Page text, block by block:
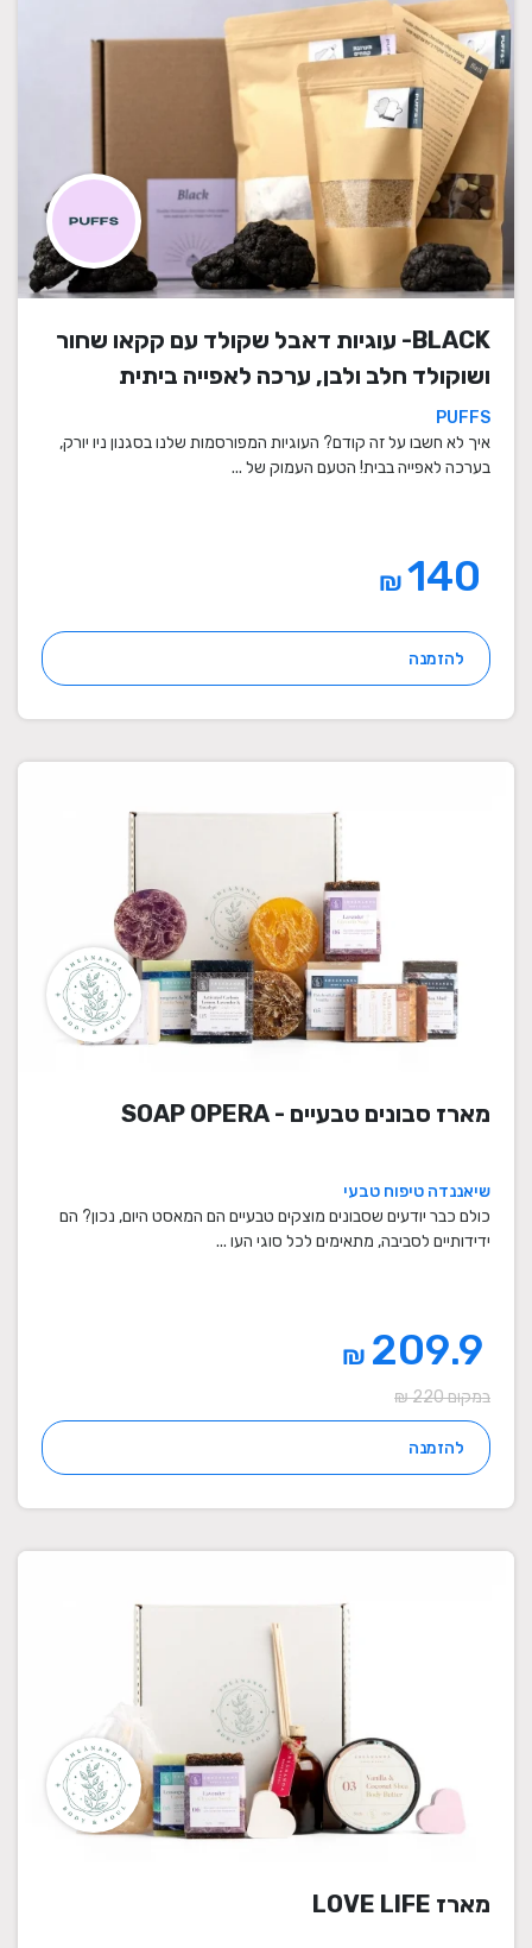
BLACK- עוגיות דאבל שקולד עם קקאו שחור
ושוקולד חלב ולבן, ערכה לאפייה ביתית
PUFFS
איך לא חשבו על זה קודם? העוגיות המפורסמות שלנו בסגנון ניו יורק,
בערכה לאפייה בבית! הטעם העמוק של ...
₪
להזמנה
מארז סבונים טבעיים - SOAP OPERA
שיאננדה טיפוח טבעי
כולם כבר יודעים שסבונים מוצקים טבעיים הם המאסט היום, נכון? הם
ידידותיים לסביבה, מתאימים לכל סוגי העו ...
209.9
₪
במקום 220 ₪
להזמנה
מארז LOVE LIFE